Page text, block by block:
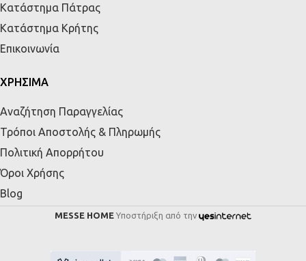
Κατάστημα Πάτρας
Κατάστημα Κρήτης
Επικοινωνία
ΧΡΗΣΙΜΑ
Αναζήτηση Παραγγελίας
Τρόποι Αποστολής & Πληρωμής
Πολιτική Απορρήτου
Όροι Χρήσης
Blog
MESSE HOME Υποστήριξη από την